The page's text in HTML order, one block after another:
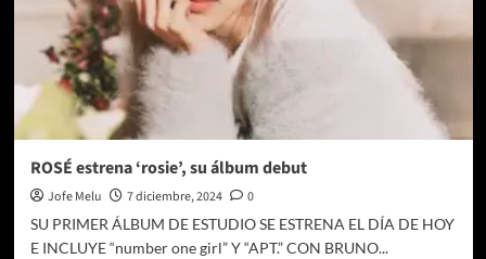
segundo
álbum
de
sencillos:
TELEPARTY
ROSÉ estrena ‘rosie’, su álbum debut
Jofe Melu 7 diciembre, 2024
0
SU PRIMER ÁLBUM DE ESTUDIO SE ESTRENA EL DÍA DE HOY
E INCLUYE “number one girl” Y “APT.” CON BRUNO...